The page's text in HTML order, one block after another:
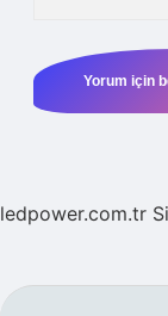
ledpower.com.tr